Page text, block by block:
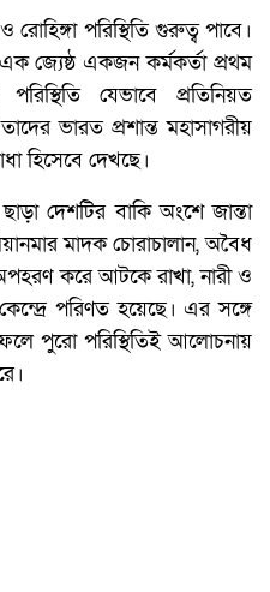
রোহিঙ্গা পরিস্থিতি গুরুত্ব পাবে।
এক জ্যেষ্ঠ একজন কর্মকর্তা প্রথম
যেভাবে প্রতিনিয়ত
তাদের ভারত প্রশান্ত মহাসাগরীয়
হিসেবে দেখছে।
দেশটির বাকি অংশে জান্তা
মাদক চোরাচালান, অবৈধ
অপহরণ করে আটকে রাখা, নারী ও
পরিণত হয়েছে। এর সঙ্গে
ফলে পুরো পরিস্থিতিই আলোচনায়